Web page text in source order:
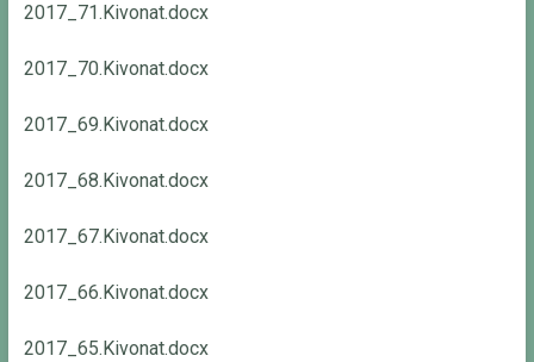
2017_71.Kivonat.docx
2017_70.Kivonat.docx
2017_69.Kivonat.docx
2017_68.Kivonat.docx
2017_67.Kivonat.docx
2017_66.Kivonat.docx
2017_65.Kivonat.docx